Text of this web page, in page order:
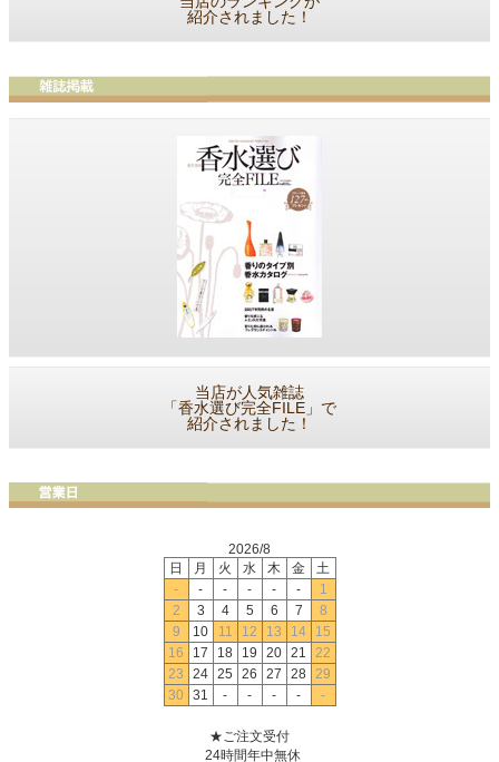
紹介されました！
当店が人気雑誌
「香水選び完全FILE」で
紹介されました！
2026/8
日
月 火 水 木 金
土
-
- - - - -
1
2
3 4 5 6 7
8
9
10 11 12 13 14
15
16
17 18 19 20 21
22
23
24 25 26 27 28 29
30
31 - - - - -
★ご注文受付
24時間年中無休